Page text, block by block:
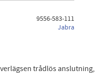
9556-583-111
Jabra
trådlös anslutning,